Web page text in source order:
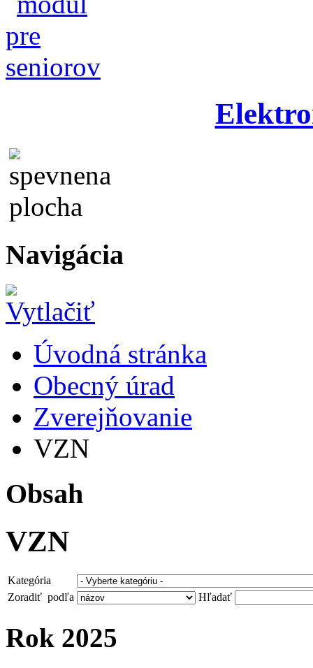
Navigácia
Úvodná stránka
Obecný úrad
Zverejňovanie
VZN
Obsah
VZN
Kategória
Zoradiť podľa
Hľadať
Rok 2025